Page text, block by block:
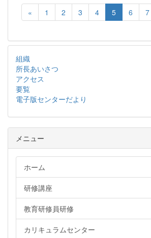
« 1 2 3 4 5 6 7
組織
所長あいさつ
アクセス
要覧
電子版センターだより
メニュー
ホーム
研修講座
教育研修員研修
カリキュラムセンター